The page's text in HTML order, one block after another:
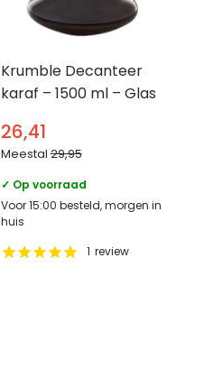
Krumble Decanteer
karaf – 1500 ml – Glas
26,41
Meestal29,95
✓ Op voorraad
Voor 15:00 besteld, morgen in
huis
1 review